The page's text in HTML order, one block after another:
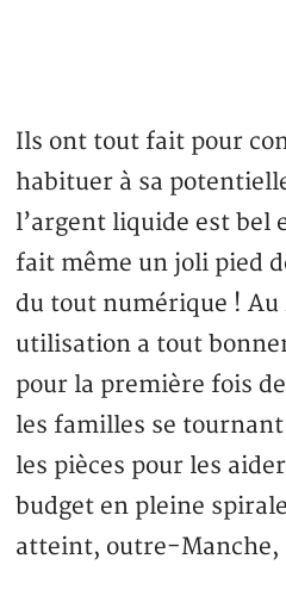
Ils ont tout fait pour
habituer à sa
l’argent liquide est bel
fait même un joli pied
du tout numérique !
utilisation a tout
pour la première fois
les familles se
les pièces pour les
budget en pleine
atteint, outre-Manche,